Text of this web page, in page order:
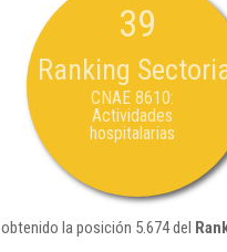
39
Ranking
CNAE 8610:
Actividades
hospitalarias
la posición 5.674 del